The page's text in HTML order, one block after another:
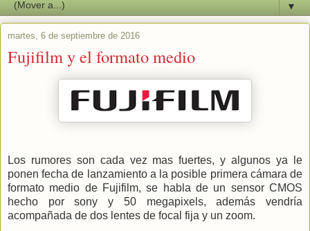
▼
martes, 6 de septiembre de 2016
Fujifilm y el formato medio
Los rumores son cada vez mas fuertes, y algunos ya le
ponen fecha de lanzamiento a la posible primera cámara de
formato medio de Fujifilm, se habla de un sensor CMOS
hecho por sony y 50 megapixels, además vendría
acompañada de dos lentes de focal fija y un zoom.